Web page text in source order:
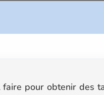
pour obtenir des